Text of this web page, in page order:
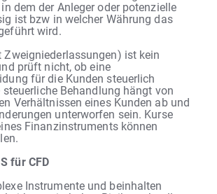
dem der Anleger oder potenzielle
ist bzw in welcher Währung das
wird.
Zweigniederlassungen) ist kein
prüft nicht, ob eine
für die Kunden steuerlich
Behandlung hängt von
Verhältnissen eines Kunden ab und
unterworfen sein. Kurse
Finanzinstruments können
für CFD
Instrumente und beinhalten